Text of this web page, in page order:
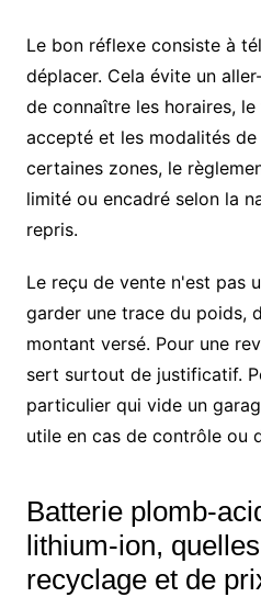
Le bon réflexe consiste à
déplacer. Cela évite un
de connaître les horaires,
accepté et les modalités de
certaines zones, le
limité ou encadré selon la
repris.
Le reçu de vente n'est pas
garder une trace du poids,
montant versé. Pour une
sert surtout de justificatif.
particulier qui vide un
utile en cas de contrôle ou
Batterie plomb-
lithium-ion,
recyclage et de